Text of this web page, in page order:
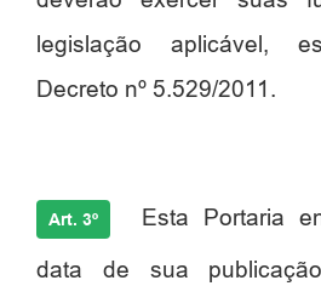
legislação aplicável,
Decreto nº 5.529/2011.
Art. 3º Esta Portaria
data de sua